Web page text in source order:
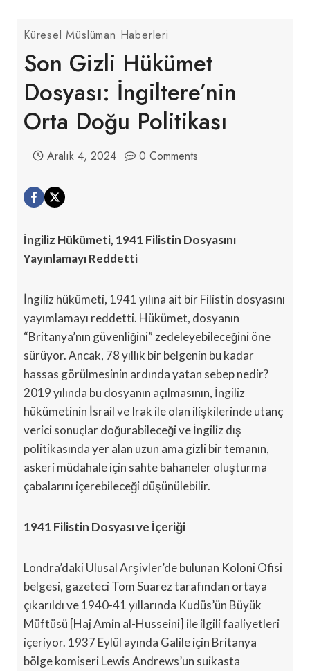
Küresel Müslüman Haberleri
Son Gizli Hükümet
Dosyası: İngiltere’nin
Orta Doğu Politikası
Aralık 4, 2024 0 Comments
İngiliz Hükümeti, 1941 Filistin Dosyasını
Yayınlamayı Reddetti
İngiliz hükümeti, 1941 yılına ait bir Filistin dosyasını
yayımlamayı reddetti. Hükümet, dosyanın
“Britanya’nın güvenliğini” zedeleyebileceğini öne
sürüyor. Ancak, 78 yıllık bir belgenin bu kadar
hassas görülmesinin ardında yatan sebep nedir?
2019 yılında bu dosyanın açılmasının, İngiliz
hükümetinin İsrail ve Irak ile olan ilişkilerinde utanç
verici sonuçlar doğurabileceği ve İngiliz dış
politikasında yer alan uzun ama gizli bir temanın,
askeri müdahale için sahte bahaneler oluşturma
çabalarını içerebileceği düşünülebilir.
1941 Filistin Dosyası ve İçeriği
Londra’daki Ulusal Arşivler’de bulunan Koloni Ofisi
belgesi, gazeteci Tom Suarez tarafından ortaya
çıkarıldı ve 1940-41 yıllarında Kudüs’ün Büyük
Müftüsü [Haj Amin al-Husseini] ile ilgili faaliyetleri
içeriyor. 1937 Eylül ayında Galile için Britanya
bölge komiseri Lewis Andrews’un suikasta